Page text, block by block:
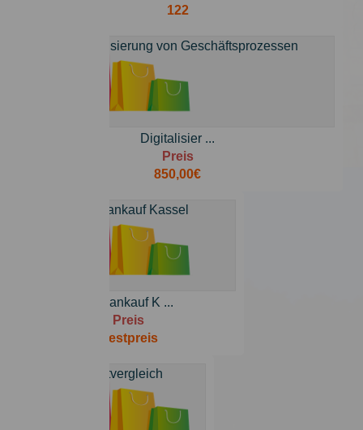
122
Digitalisier ...
Preis
850,00€
Autoankauf K ...
Preis
Bestpreis